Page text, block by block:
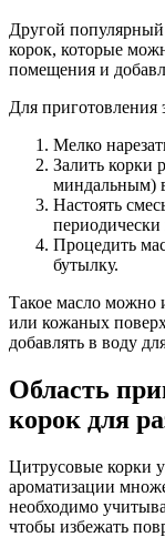
Другой
корок, которые
помещения и
Для приготовления
Мелко
Залить корки
миндальным)
Настоять
Процедить
бутылку.
Такое масло можно
или кожаных
добавлять в воду
Область
корок для
Цитрусовые корки
ароматизации
необходимо
чтобы избежать